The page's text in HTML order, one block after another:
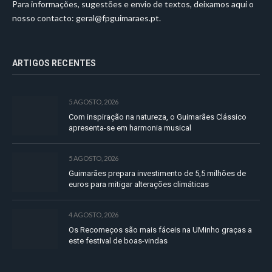
Para informações, sugestões e envio de textos, deixamos aqui o
nosso contacto: geral@fpguimaraes.pt.
ARTIGOS RECENTES
5 AGOSTO, 2026
Com inspiração na natureza, o Guimarães Clássico
apresenta-se em harmonia musical
5 AGOSTO, 2026
Guimarães prepara investimento de 5,5 milhões de
euros para mitigar alterações climáticas
4 AGOSTO, 2026
Os Recomeços são mais fáceis na UMinho graças a
este festival de boas-vindas